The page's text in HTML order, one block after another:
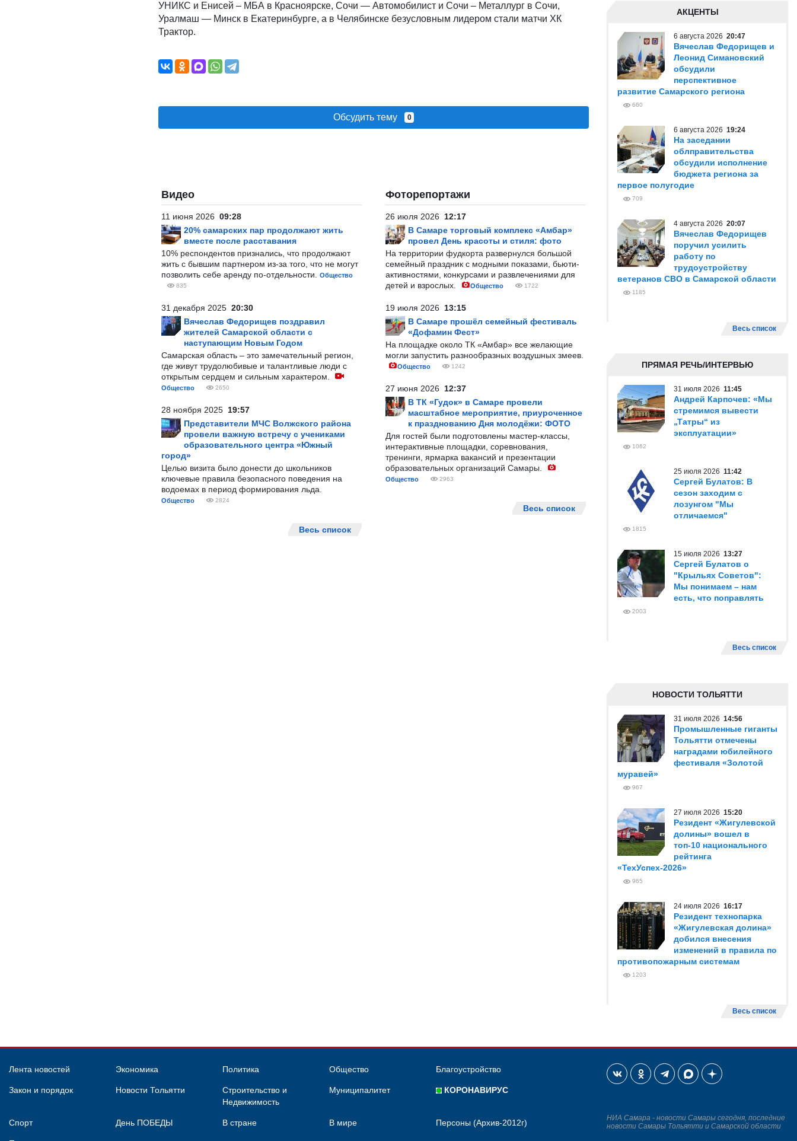
УНИКС и Енисей – МБА в Красноярске, Сочи — Автомобилист и Сочи – Металлург в Сочи,
Уралмаш — Минск в Екатеринбурге, а в Челябинске безусловным лидером стали матчи ХК
Трактор.
Обсудить тему 0
Видео
11 июня 2026 09:28
20% самарских пар продолжают жить
вместе после расставания
10% респондентов признались, что продолжают
жить с бывшим партнером из-за того, что не могут
позволить себе аренду по-отдельности.
Общество
835
31 декабря 2025 20:30
Вячеслав Федорищев поздравил
жителей Самарской области с
наступающим Новым Годом
Самарская область – это замечательный регион,
где живут трудолюбивые и талантливые люди с
открытым сердцем и сильным характером.
Общество 2650
28 ноября 2025 19:57
Представители МЧС Волжского района
провели важную встречу с учениками
образовательного центра «Южный
город»
Целью визита было донести до школьников
ключевые правила безопасного поведения на
водоемах в период формирования льда.
Общество 2824
Весь список
Фоторепортажи
26 июля 2026 12:17
В Самаре торговый комплекс «Амбар»
провел День красоты и стиля: фото
На территории фудкорта развернулся большой
семейный праздник с модными показами, бьюти-
активностями, конкурсами и развлечениями для
детей и взрослых.
Общество 1722
19 июля 2026 13:15
В Самаре прошёл семейный фестиваль
«Дофамин Фест»
На площадке около ТК «Амбар» все желающие
могли запустить разнообразных воздушных змеев.
Общество 1242
27 июня 2026 12:37
В ТК «Гудок» в Самаре провели
масштабное мероприятие, приуроченное
к празднованию Дня молодёжи: ФОТО
Для гостей были подготовлены мастер-классы,
интерактивные площадки, соревнования,
тренинги, ярмарка вакансий и презентации
образовательных организаций Самары.
Общество 2963
Весь список
АКЦЕНТЫ
6 августа 2026 20:47
Вячеслав Федорищев и
Леонид Симановский
обсудили
перспективное
развитие Самарского региона
660
6 августа 2026 19:24
На заседании
облправительства
обсудили исполнение
бюджета региона за
первое полугодие
709
4 августа 2026 20:07
Вячеслав Федорищев
поручил усилить
работу по
трудоустройству
ветеранов СВО в Самарской области
1185
Весь список
ПРЯМАЯ РЕЧЬ/ИНТЕРВЬЮ
31 июля 2026 11:45
Андрей Карпочев: «Мы
стремимся вывести
„Татры“ из
эксплуатации»
1062
25 июля 2026 11:42
Сергей Булатов: В
сезон заходим с
лозунгом "Мы
отличаемся"
1815
15 июля 2026 13:27
Сергей Булатов о
"Крыльях Советов":
Мы понимаем – нам
есть, что поправлять
2003
Весь список
НОВОСТИ ТОЛЬЯТТИ
31 июля 2026 14:56
Промышленные гиганты
Тольятти отмечены
наградами юбилейного
фестиваля «Золотой
муравей»
967
27 июля 2026 15:20
Резидент «Жигулевской
долины» вошел в
топ-10 национального
рейтинга
«ТехУспех-2026»
965
24 июля 2026 16:17
Резидент технопарка
«Жигулевская долина»
добился внесения
изменений в правила по
противопожарным системам
1203
Весь список
Лента новостей Экономика Политика Общество Благоустройство
Закон и порядок Новости Тольятти
Строительство и
Недвижимость
Муниципалитет КОРОНАВИРУС
Спорт День ПОБЕДЫ В стране В мире Персоны (Архив-2012г)
НИА Самара - новости Самары сегодня, последние
новости Самары Тольятти и Самарской области